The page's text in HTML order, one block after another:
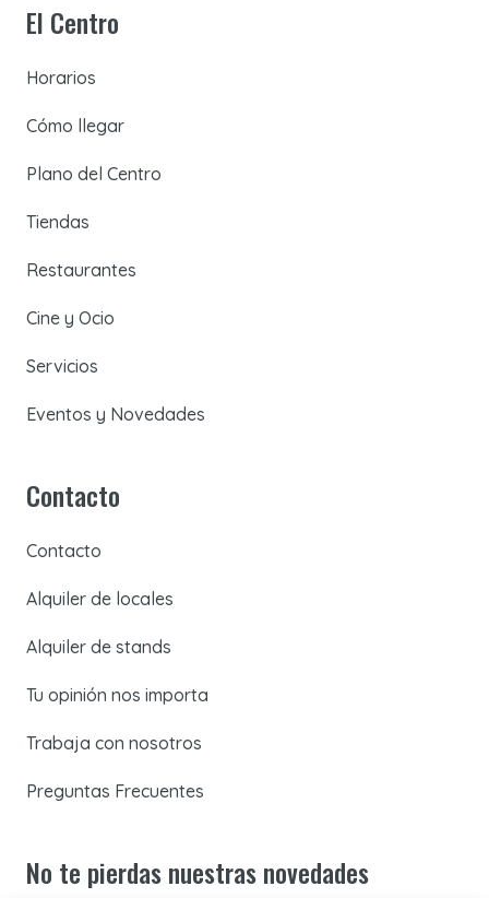
El Centro
Horarios
Cómo llegar
Plano del Centro
Tiendas
Restaurantes
Cine y Ocio
Servicios
Eventos y Novedades
Contacto
Contacto
Alquiler de locales
Alquiler de stands
Tu opinión nos importa
Trabaja con nosotros
Preguntas Frecuentes
No te pierdas nuestras novedades